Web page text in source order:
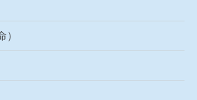
）